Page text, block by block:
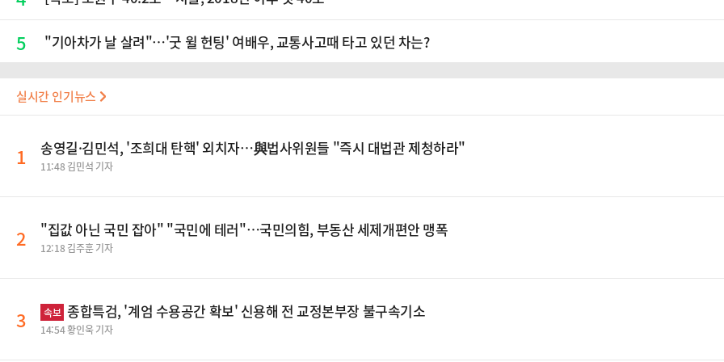
5 "기아차가 날 살려"…'굿 윌 헌팅' 여배우, 교통사고때 타고 있던 차는?
실시간 인기뉴스
1 송영길·김민석, '조희대 탄핵' 외치자…與법사위원들 "즉시 대법관 제청하라"
11:48 김민석 기자
2 "집값 아닌 국민 잡아" "국민에 테러"…국민의힘, 부동산 세제개편안 맹폭
12:18 김주훈 기자
3 속보 종합특검, '계엄 수용공간 확보' 신용해 전 교정본부장 불구속기소
14:54 황인욱 기자